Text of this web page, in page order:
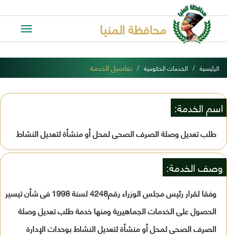
Toggle
محافظة المنيا
الرئيسية الخدمات الحكومية تفاصيل الخدمة
اسم الخدمة:
طلب تعديل وصلة الصرف الصحى لمحل أو منشأة لتعديل النشاط
وصف الخدمة:
وفقا لقرار رئيس مجلس الوزراء رقم4248 لسنة 1998 فى شأن تيسير
الحصول على الخدمات الجماهيرية ومنها خدمة طلب تعديل وصلة
الصرف الصحى لمحل أو منشأة لتعديل النشاط بوحدات الإدارة